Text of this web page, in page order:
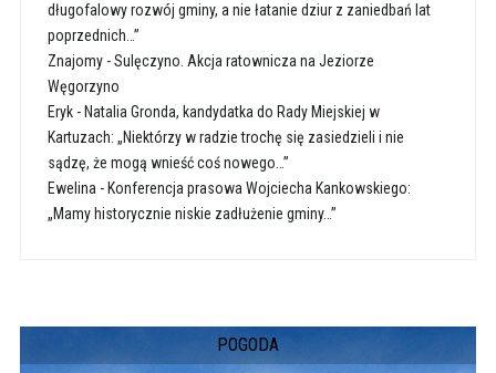
długofalowy rozwój gminy, a nie łatanie dziur z zaniedbań lat
poprzednich…”
Znajomy-Sulęczyno. Akcja ratownicza na Jeziorze
Węgorzyno
Eryk- Natalia Gronda, kandydatka do Rady Miejskiej w
Kartuzach: „Niektórzy w radzie trochę się zasiedzieli i nie
sądzę, że mogą wnieść coś nowego…”
Ewelina - Konferencja prasowa Wojciecha Kankowskiego:
„Mamy historycznie niskie zadłużenie gminy…”
POGODA